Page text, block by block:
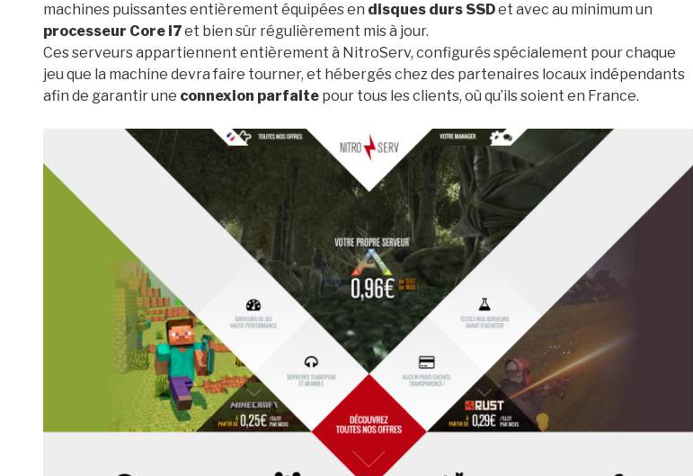
machines puissantes entièrement équipées en disques durs SSDet avec au minimum un
processeur Core i7et bien sûr régulièrement mis à jour.
Ces serveurs appartiennent entièrement à NitroServ, configurés spécialement pour chaque
jeu que la machine devra faire tourner, et hébergés chez des partenaires locaux indépendants
afin de garantir une connexion parfaite pour tous les clients, où qu’ils soient en France.